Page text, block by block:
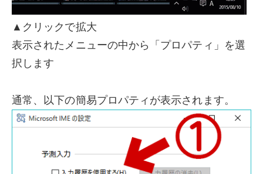
▲クリックで拡大
表示されたメニューの中から「プロパティ」を選
択します
通常、以下の簡易プロパティが表示されます。